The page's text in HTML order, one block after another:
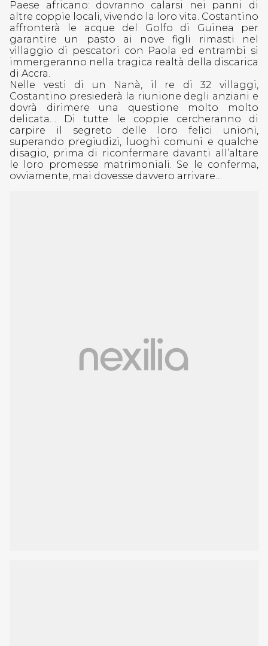
Paese africano: dovranno calarsi nei panni di
altre coppie locali, vivendo la loro vita. Costantino
affronterà le acque del Golfo di Guinea per
garantire un pasto ai nove figli rimasti nel
villaggio di pescatori con Paola ed entrambi si
immergeranno nella tragica realtà della discarica
di Accra.
Nelle vesti di un Nanà, il re di 32 villaggi,
Costantino presiederà la riunione degli anziani e
dovrà dirimere una questione molto molto
delicata… Di tutte le coppie cercheranno di
carpire il segreto delle loro felici unioni,
superando pregiudizi, luoghi comuni e qualche
disagio, prima di riconfermare davanti all’altare
le loro promesse matrimoniali. Se le conferma,
ovviamente, mai dovesse davvero arrivare…